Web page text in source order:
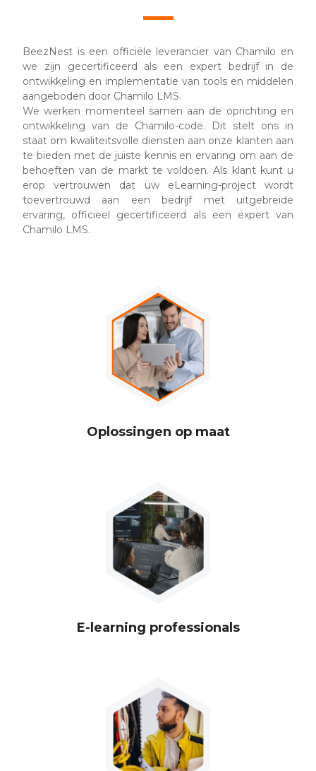
BeezNest is een officiële leverancier van Chamilo en
we zijn gecertificeerd als een expert bedrijf in de
ontwikkeling en implementatie van tools en middelen
aangeboden door Chamilo LMS.
We werken momenteel samen aan de oprichting en
ontwikkeling van de Chamilo-code. Dit stelt ons in
staat om kwaliteitsvolle diensten aan onze klanten aan
te bieden met de juiste kennis en ervaring om aan de
behoeften van de markt te voldoen. Als klant kunt u
erop vertrouwen dat uw eLearning-project wordt
toevertrouwd aan een bedrijf met uitgebreide
ervaring, officieel gecertificeerd als een expert van
Chamilo LMS.
Oplossingen op maat
E-learning professionals